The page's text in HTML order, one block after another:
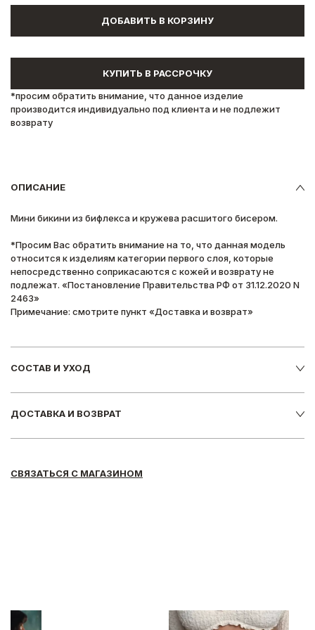
ДОБАВИТЬ В КОРЗИНУ
КУПИТЬ В РАССРОЧКУ
*просим обратить внимание, что данное изделие
производится индивидуально под клиента и не подлежит
возврату
ОПИСАНИЕ
Мини бикини из бифлекса и кружева расшитого бисером.
*Просим Вас обратить внимание на то, что данная модель
относится к изделиям категории первого слоя, которые
непосредственно соприкасаются с кожей и возврату не
подлежат. «Постановление Правительства РФ от 31.12.2020 N
2463»
Примечание: смотрите пункт «Доставка и возврат»
СОСТАВ И УХОД
ДОСТАВКА И ВОЗВРАТ
СВЯЗАТЬСЯ С МАГАЗИНОМ